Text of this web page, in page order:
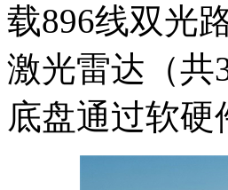
载896线双光
激光雷达（共
底盘通过软